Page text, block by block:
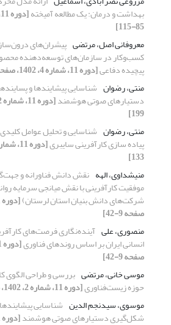
بهداشت و درمان: یک مطالعه آمیخته
85-115]
معروفانی اصل، مرتضی پیشران‌های
کسب‌وکار در سازمان‌های توسعه‌دهنده
پیچیده دفاعی[دوره 11، شماره 4، 1402، صفحه 175-210]
منتی، رضوان شناسایی پیشایندها و
دستیارهای صوتی هوشمند
199]
منتی، رضوان شناسایی و تحلیل عوامل
پیاده سازی کارآفرینی سایبری
133]
منیشداوی، الهه نقش دانش فناورانه و
موفقیت کارآفرینی با نقش میانجی سرمایه
شرکت‌های دانش بنیان استان لرستان)
صفحه 9-42]
منصوری، علی آینده‌نگاری فرصت‌های
انسانی ایران بر اساس روندهای فناوری
صفحه 9-42]
موسی خانی، مرتضی بررسی و طراحی الگوی
حوزه زیست‌فناوری[دوره 11، شماره 2، 1402، صفحه 37-92]
موسوی، سیدنجم الدین شناسایی
شکل‌گیری دستیارهای صوتی هوشمند